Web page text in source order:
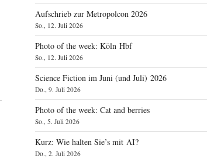
Aufschrieb zur Metropolcon 2026
So., 12. Juli 2026
Photo of the week: Köln Hbf
So., 12. Juli 2026
Science Fiction im Juni (und Juli) 2026
Do., 9. Juli 2026
Photo of the week: Cat and berries
So., 5. Juli 2026
Kurz: Wie halten Sie’s mit AI?
Do., 2. Juli 2026